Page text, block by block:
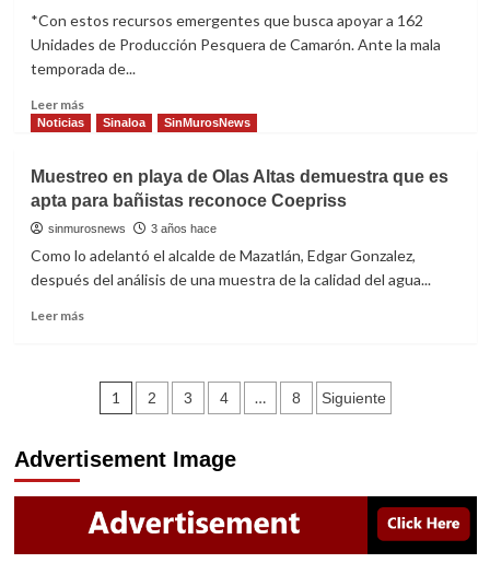
producción
“Las
*Con estos recursos emergentes que busca apoyar a 162
Unidades de Producción Pesquera de Camarón. Ante la mala
temporada de...
Leer másRead
more
dispersará
15mdp
para
rescate
de
Noticias Sinaloa SinMurosNews
Muestreo en playa de Olas Altas demuestra que es
apta para bañistas reconoce Coepriss
sinmurosnews 3 años hace
Como lo adelantó el alcalde de Mazatlán, Edgar Gonzalez,
después del análisis de una muestra de la calidad del agua...
Leer másRead
playa
Olas
demuestra
que
Navegación
entradas
1 2 3 4 … 8 Siguiente
Advertisement Image